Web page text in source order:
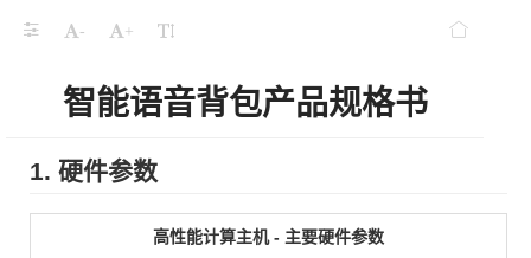
- +
智能语音背包产品规格书
1. 硬件参数
高性能计算主机 - 主要硬件参数